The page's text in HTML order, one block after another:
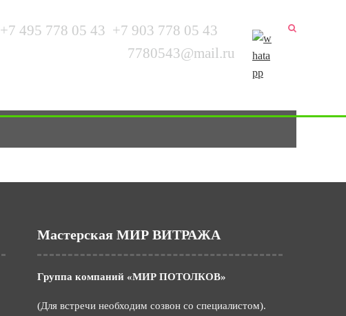
+7 495 778 05 43 +7 903 778 05 43
7780543@mail.ru
Мастерская МИР ВИТРАЖА
Группа компаний «МИР ПОТОЛКОВ»
(Для встречи необходим созвон со специалистом).